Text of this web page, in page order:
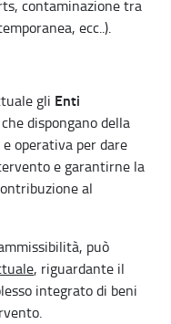
contaminazione tra
ecc..).
gli Enti
che dispongano della
operativa per dare
e garantirne la
al
può
, riguardante il
integrato di beni